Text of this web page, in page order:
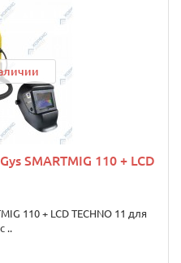
SMARTMIG 110 + LCD
110 + LCD TECHNO 11 для
..